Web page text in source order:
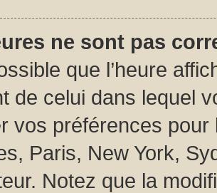
ne sont pas
que l’heure
de celui dans lequel
vos préférences
Paris, New York,
Notez que la